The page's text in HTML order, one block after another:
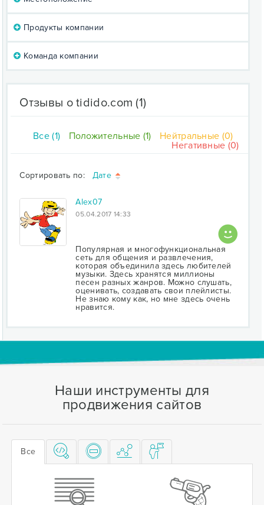
Продукты компании
Команда компании
Отзывы о tidido.com (1)
Все (1) Положительные (1)
Нейтральные (0)
Негативные (0)
Сортировать по: Дате
Alex07
05.04.2017 14:33
Популярная и многофункциональная
сеть для общения и развлечения,
которая объединила здесь любителей
музыки. Здесь хранятся миллионы
песен разных жанров. Можно слушать,
оценивать, создавать свои плейлисты.
Не знаю кому как, но мне здесь очень
нравится.
Наши инструменты для
продвижения сайтов
Все